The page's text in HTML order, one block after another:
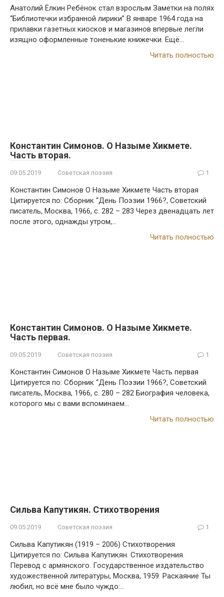
Анатолий Ёлкин Ребёнок стал взрослым Заметки на полях
“Библиотечки избранной лирики” B январе 1964 года на
прилавки газетных киосков и магазинов впервые легли
изящно оформленные тоненькие книжечки. Ещё…
Читать полностью
Константин Симонов. О Назыме Хикмете.
Часть вторая.
09.05.2019 Советская поэзия 1
Константин Симонов О Назыме Хикмете Часть вторая
Цитируется по: Сборник “День Поэзии 1966?, Советский
писатель, Москва, 1966, с. 282 – 283 Через двенадцать лет
после этого, однажды утром,…
Читать полностью
Константин Симонов. О Назыме Хикмете.
Часть первая.
09.05.2019 Советская поэзия 1
Константин Симонов О Назыме Хикмете Часть первая
Цитируется по: Сборник “День Поэзии 1966?, Советский
писатель, Москва, 1966, с. 280 – 282 Биография человека,
которого мы с вами вспоминаем…
Читать полностью
Сильва Капутикян. Стихотворения
09.05.2019 Советская поэзия 1
Сильва Капутикян (1919 – 2006) Стихотворения
Цитируется по: Сильва Капутикян. Стихотворения.
Перевод с армянского. Государственное издательство
художественной литературы, Москва, 1959. Раскаяние Ты
любил, но всё мне было чуждо:…